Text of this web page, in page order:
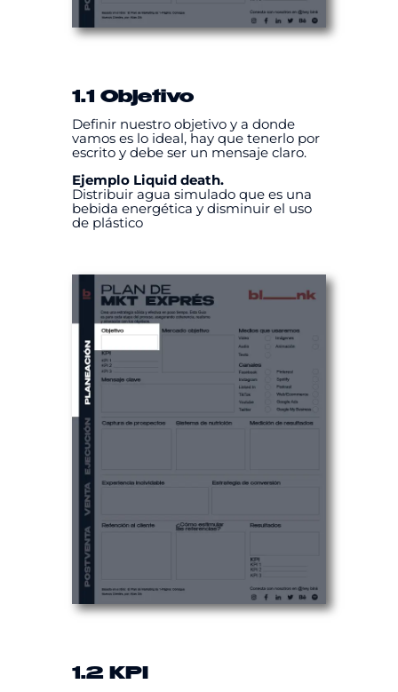
1.1 Objetivo
Definir nuestro objetivo y a donde
vamos es lo ideal, hay que tenerlo por
escrito y debe ser un mensaje claro.
Ejemplo Liquid death.
Distribuir agua simulado que es una
bebida energética y disminuir el uso
de plástico
1.2 KPI